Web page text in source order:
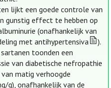
lijkt een goede controle van
gunstig effect te hebben op
(onafhankelijk van
met antihypertensiva
).
toonden een
van diabetische nefropathie
matig verhoogde
g), onafhankelijk van de